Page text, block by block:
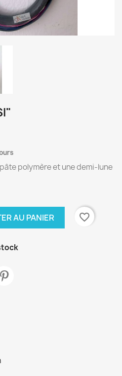
polymère et une demi-lune
AU PANIER favorite_border